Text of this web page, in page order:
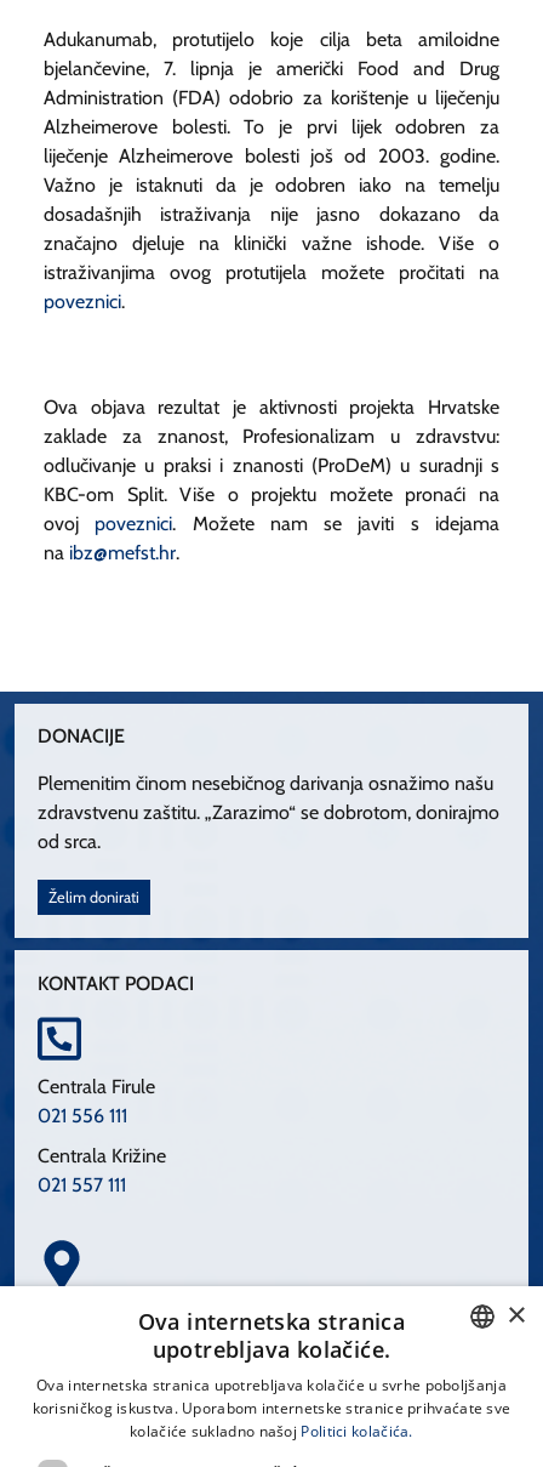
Adukanumab, protutijelo koje cilja beta amiloidne
bjelančevine, 7. lipnja je američki Food and Drug
Administration (FDA) odobrio za korištenje u liječenju
Alzheimerove bolesti. To je prvi lijek odobren za
liječenje Alzheimerove bolesti još od 2003. godine.
Važno je istaknuti da je odobren iako na temelju
dosadašnjih istraživanja nije jasno dokazano da
značajno djeluje na klinički važne ishode. Više o
istraživanjima ovog protutijela možete pročitati na
poveznici.
Ova objava rezultat je aktivnosti projekta Hrvatske
zaklade za znanost, Profesionalizam u zdravstvu:
odlučivanje u praksi i znanosti (ProDeM) u suradnji s
KBC-om Split. Više o projektu možete pronaći na
ovoj poveznici. Možete nam se javiti s idejama
na ibz@mefst.hr.
DONACIJE
Plemenitim činom nesebičnog darivanja osnažimo našu
zdravstvenu zaštitu. „Zarazimo“ se dobrotom, donirajmo
od srca.
Želim donirati
KONTAKT PODACI
Centrala Firule
021 556 111
Centrala Križine
021 557 111
Spinčićeva 1, 21000 Split
CROATIAN
×
Ova internetska stranica
upotrebljava kolačiće.
Ova internetska stranica upotrebljava kolačiće u svrhe poboljšanja
korisničkog iskustva. Uporabom internetske stranice prihvaćate sve
kolačiće sukladno našoj Politici kolačića.